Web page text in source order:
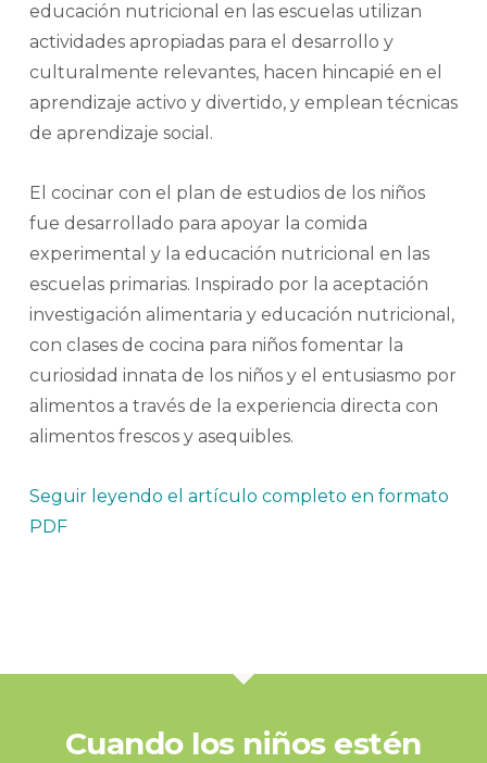
educación nutricional en las escuelas utilizan
actividades apropiadas para el desarrollo y
culturalmente relevantes, hacen hincapié en el
aprendizaje activo y divertido, y emplean técnicas
de aprendizaje social.
El cocinar con el plan de estudios de los niños
fue desarrollado para apoyar la comida
experimental y la educación nutricional en las
escuelas primarias. Inspirado por la aceptación
investigación alimentaria y educación nutricional,
con clases de cocina para niños fomentar la
curiosidad innata de los niños y el entusiasmo por
alimentos a través de la experiencia directa con
alimentos frescos y asequibles.
Seguir leyendo el artículo completo en formato
PDF
Cuando los niños estén